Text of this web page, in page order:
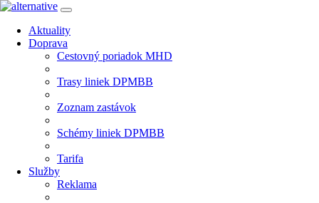
Aktuality
Doprava
Cestovný poriadok MHD
Trasy liniek DPMBB
Zoznam zastávok
Schémy liniek DPMBB
Tarifa
Služby
Reklama